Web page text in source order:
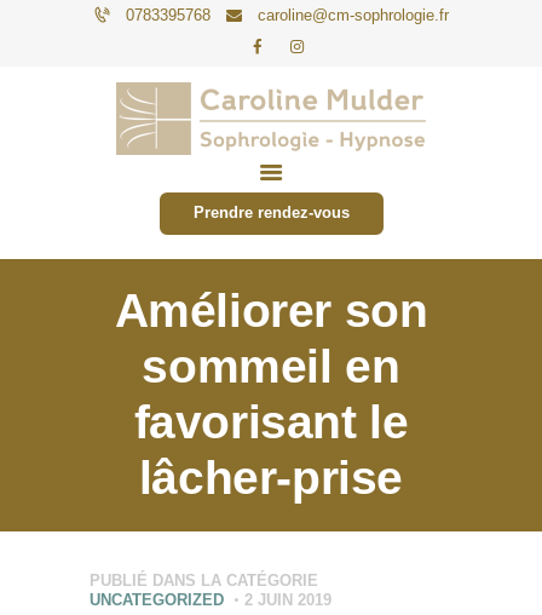
0783395768 caroline@cm-sophrologie.fr
Prendre rendez-vous
Améliorer son
sommeil en
favorisant le
lâcher-prise
PARTICULIERS
ENTREPRISES
TARIFS
ACTUALITÉS
CONTACT
PUBLIÉ DANS LA CATÉGORIE
UNCATEGORIZED
2 JUIN 2019